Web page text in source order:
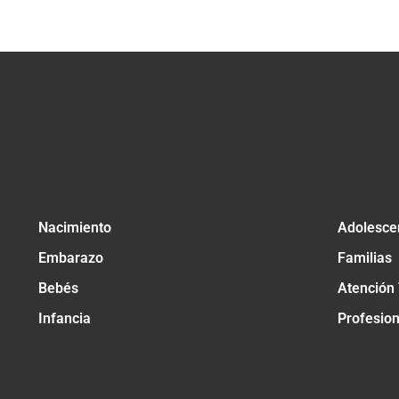
Nacimiento
Embarazo
Bebés
Infancia
Familias
Atención